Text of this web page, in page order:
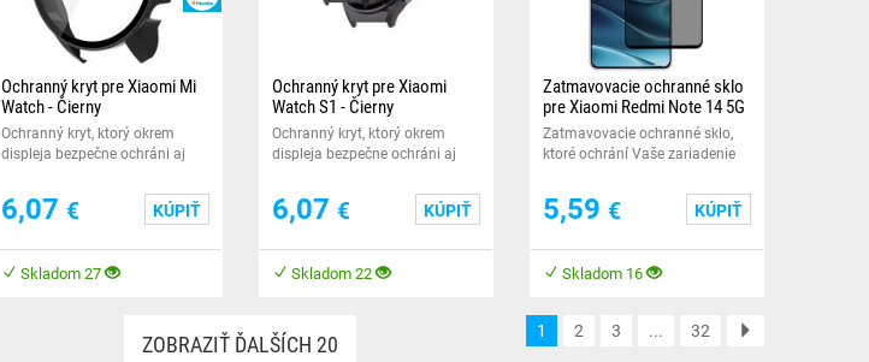
Ochranný kryt pre Xiaomi Mi
Watch - Čierny
Ochranný kryt, ktorý okrem
displeja bezpečne ochráni aj
hodiniek.
6,07 € KÚPIŤ
Skladom 27
Ochranný kryt pre Xiaomi
Watch S1 - Čierny
Ochranný kryt, ktorý okrem
displeja bezpečne ochráni aj
hodiniek.
6,07 € KÚPIŤ
Skladom 22
Zatmavovacie ochranné sklo
pre Xiaomi Redmi Note 14 5G
Zatmavovacie ochranné sklo,
ktoré ochrání Vaše zariadenie
5,59 € KÚPIŤ
Skladom 16
ZOBRAZIŤ ĎALŠÍCH 20 1 2 3 ... 32